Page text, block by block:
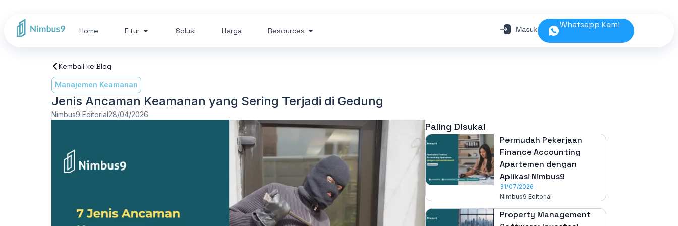
Home Fitur Solusi Harga Resources
Whatsapp Kami
Kembali ke Blog
Manajemen Keamanan
Jenis Ancaman Keamanan yang Sering Terjadi di Gedung
Nimbus9 Editorial28/04/2026
Paling Disukai
Permudah Pekerjaan
Finance Accounting
Apartemen dengan
Aplikasi Nimbus9
31/07/2026
Nimbus9 Editorial
Property Management